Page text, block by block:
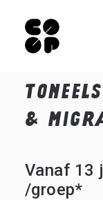
Qui sommes-
Notre Café
&
Vanaf 13
/groep*